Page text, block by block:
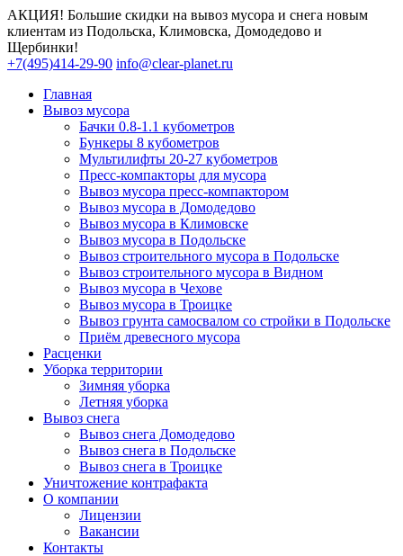
АКЦИЯ! Большие скидки на вывоз мусора и снега новым
клиентам из Подольска, Климовска, Домодедово и
Щербинки!
+7(495)414-29-90 info@clear-planet.ru
Главная
Вывоз мусора
Бачки 0.8-1.1 кубометров
Бункеры 8 кубометров
Мультилифты 20-27 кубометров
Пресс-компакторы для мусора
Вывоз мусора пресс-компактором
Вывоз мусора в Домодедово
Вывоз мусора в Климовске
Вывоз мусора в Подольске
Вывоз строительного мусора в Подольске
Вывоз строительного мусора в Видном
Вывоз мусора в Чехове
Вывоз мусора в Троицке
Вывоз грунта самосвалом со стройки в Подольске
Приём древесного мусора
Расценки
Уборка территории
Зимняя уборка
Летняя уборка
Вывоз снега
Вывоз снега Домодедово
Вывоз снега в Подольске
Вывоз снега в Троицке
Уничтожение контрафакта
О компании
Лицензии
Вакансии
Контакты